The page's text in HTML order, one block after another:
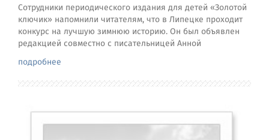
Сотрудники периодического издания для детей «Золотой
ключик» напомнили читателям, что в Липецке проходит
конкурс на лучшую зимнюю историю. Он был объявлен
редакцией совместно с писательницей Анной
подробнее